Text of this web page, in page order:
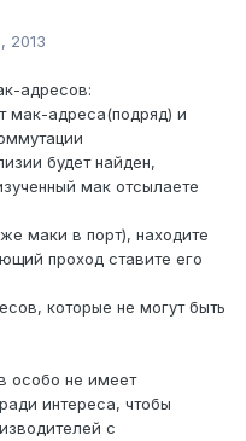
2013
адресов:
мак-адреса(подряд) и
будет найден,
мак отсылаете
маки в порт), находите
проход ставите его
которые не могут быть
особо не имеет
интереса, чтобы
с